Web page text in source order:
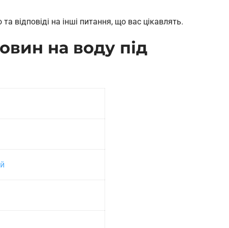
відповіді на інші питання, що вас цікавлять.
на воду під